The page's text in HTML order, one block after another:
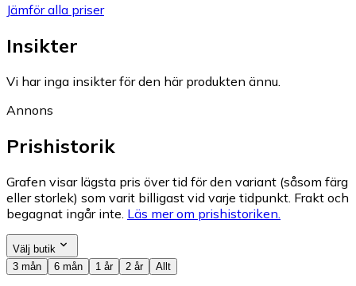
Jämför alla priser
Insikter
Vi har inga insikter för den här produkten ännu.
Annons
Prishistorik
Grafen visar lägsta pris över tid för den variant (såsom färg
eller storlek) som varit billigast vid varje tidpunkt. Frakt och
begagnat ingår inte. Läs mer om prishistoriken.
Välj butik
3 mån
6 mån 1 år 2 år Allt